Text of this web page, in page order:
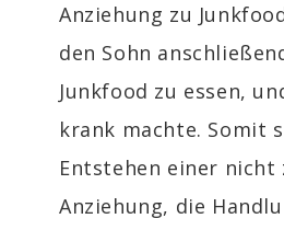
Anziehung zu
den Sohn
Junkfood zu essen,
krank machte. Somit
Entstehen einer nicht
Anziehung, die